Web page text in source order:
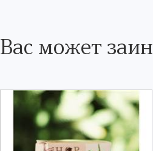
Вас может